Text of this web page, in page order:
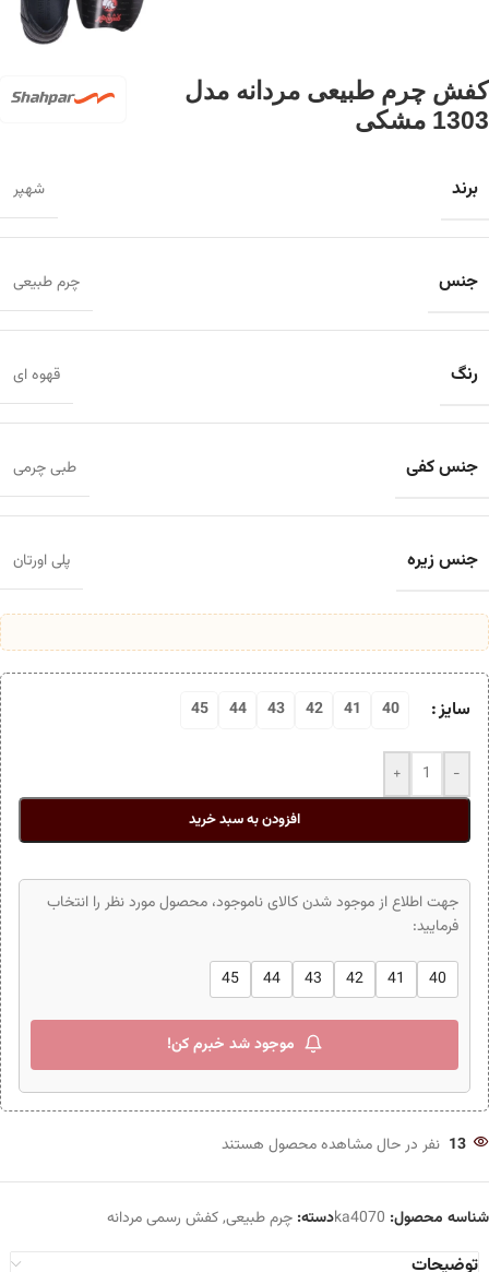
کفش چرم طبیعی مردانه مدل
1303 مشکی
برند شهپر
جنس چرم طبیعی
رنگ قهوه ای
جنس کفی طبی چرمی
جنس زیره پلی اورتان
سایز 40
41
42
43
44
45
-
+
افزودن به سبد خرید
جهت اطلاع از موجود شدن کالای ناموجود، محصول مورد نظر را انتخاب
فرمایید:
40
41
42
43
44
45
موجود شد خبرم کن!
13 نفر در حال مشاهده محصول هستند
شناسه محصول: ka4070دسته: چرم طبیعی,کفش رسمی مردانه
توضیحات